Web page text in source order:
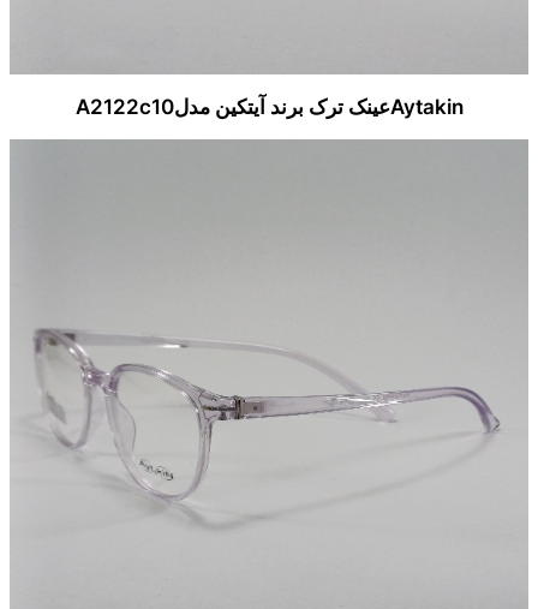
Aytakinعینک ترک برند آیتکین مدلA2122c10